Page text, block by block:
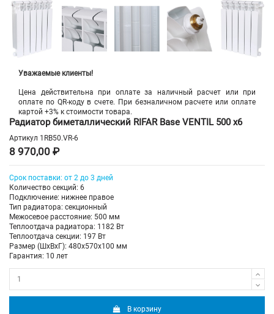
Уважаемые клиенты!
Цена действительна при оплате за наличный расчет или при
оплате по QR-коду в счете. При безналичном расчете или оплате
картой +3% к стоимости товара.
Радиатор биметаллический RIFAR Base VENTIL 500 х6
Артикул 1RB50.VR-6
8 970,00 ₽
Срок поставки: от 2 до 3 дней
Количество секций: 6
Подключение: нижнее правое
Тип радиатора: секционный
Межосевое расстояние: 500 мм
Теплоотдача радиатора: 1182 Вт
Теплоотдача секции: 197 Вт
Размер (ШхВхГ): 480х570х100 мм
Гарантия: 10 лет
В корзину